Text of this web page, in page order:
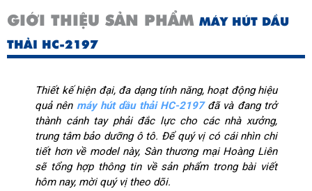
GIỚI THIỆU SẢN PHẨM MÁY HÚT DẦU
THẢI HC-2197
Thiết kế hiện đại, đa dạng tính năng, hoạt động hiệu
quả nên máy hút dầu thải HC-2197đã và đang trở
thành cánh tay phải đắc lực cho các nhà xưởng,
trung tâm bảo dưỡng ô tô. Để quý vị có cái nhìn chi
tiết hơn về model này, Sàn thương mại Hoàng Liên
sẽ tổng hợp thông tin về sản phẩm trong bài viết
hôm nay, mời quý vị theo dõi.